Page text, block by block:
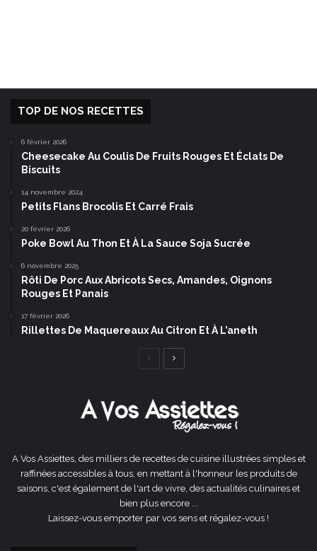
TOP DE NOS RECETTES
6 février 2026
Cheesecake Au Coulis De Fruits Rouges Et Éclats De
Biscuits
14 novembre 2024
Petits Flans Brocolis Et Carré Frais
20 février 2026
Poke Bowl Au Thon Et À La Sauce Soja Sucrée
6 novembre 2025
Rôti De Porc Aux Abricots Secs, Amandes, Oignons
Rouges Et Panais
17 février 2026
Rillettes De Maquereaux Au Citron Et À L’aneth
Page
A Vos Assiettes, des milliers de recettes de cuisine illustrées simples et
raffinées accessibles à tous, en mettant à l'honneur les produits de
saisons, c'est également de l'art de vivre, des actualités culinaires et
bien plus encore ...
Laissez-vous emporter par vos sens et régalez-vous !